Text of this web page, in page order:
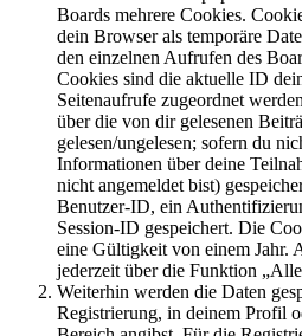
Boards mehrere Cookies.
dein Browser als temporäre
den einzelnen Aufrufen des
Cookies sind die aktuelle ID
Seitenaufrufe zugeordnet
über die von dir gelesenen
gelesen/ungelesen; sofern du
Informationen über deine
nicht angemeldet bist)
Benutzer-ID, ein
Session-ID gespeichert. Die
eine Gültigkeit von einem Jahr.
jederzeit über die Funktion
Weiterhin werden die Daten
Registrierung, in deinem Profil